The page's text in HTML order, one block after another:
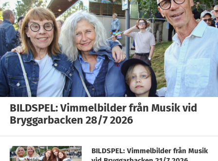
BILDSPEL: Vimmelbilder från Musik vid
Bryggarbacken 28/7 2026
BILDSPEL: Vimmelbilder från Musik